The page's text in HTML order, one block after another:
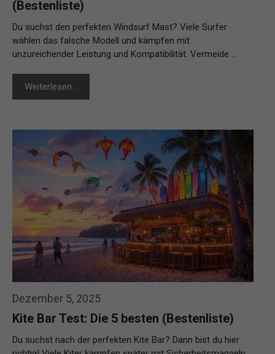
(Bestenliste)
Du suchst den perfekten Windsurf Mast? Viele Surfer
wählen das falsche Modell und kämpfen mit
unzureichender Leistung und Kompatibilität. Vermeide …
Weiterlesen…
Dezember 5, 2025
Kite Bar Test: Die 5 besten (Bestenliste)
Du suchst nach der perfekten Kite Bar? Dann bist du hier